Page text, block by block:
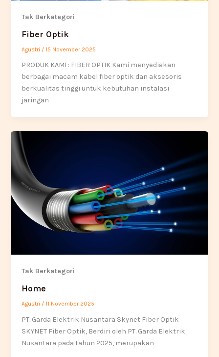
Tak Berkategori
Fiber Optik
Agustri /15 November 2025
PRODUK KAMI : FIBER OPTIK Kami menyediakan
berbagai macam kabel fiber optik dan aksesoris
berkualitas tinggi untuk kebutuhan instalasi
jaringan
Tak Berkategori
Home
Agustri /11 November 2025
PT. Garda Elektrik Nusantara Skynet Fiber Optik
SKYNET Fiber Optik, Berdiri oleh PT. Garda Elektrik
Nusantara pada tahun 2025, merupakan